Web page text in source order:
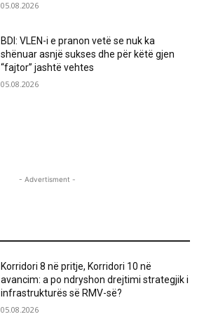
05.08.2026
BDI: VLEN-i e pranon vetë se nuk ka
shënuar asnjë sukses dhe për këtë gjen
“fajtor” jashtë vehtes
05.08.2026
- Advertisment -
Korridori 8 në pritje, Korridori 10 në
avancim: a po ndryshon drejtimi strategjik i
infrastrukturës së RMV-së?
05.08.2026